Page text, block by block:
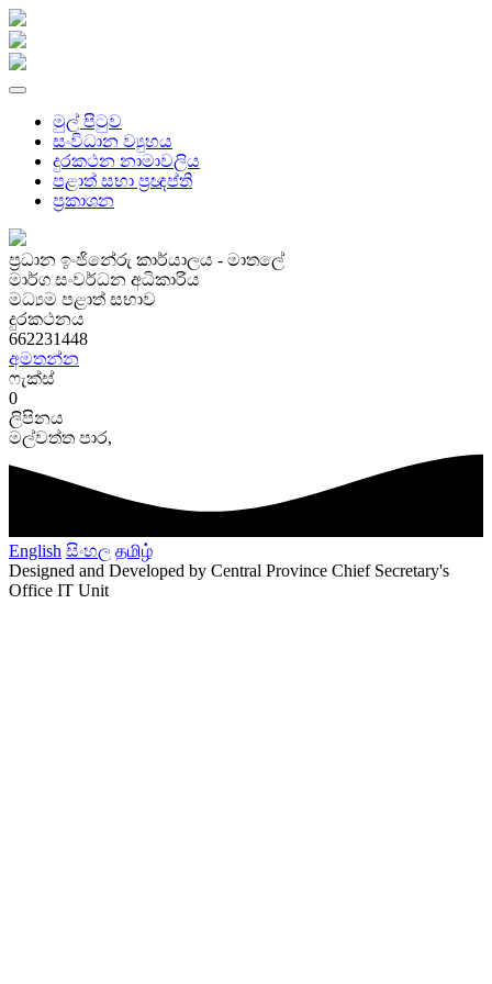
මුල් පිටුව
සංවිධාන ව්‍යුහය
දුරකථන නාමාවලිය
පළාත් සභා ප්‍රඥප්ති
ප්‍රකාශන
ප්‍රධාන ඉංජිනේරු කාර්යාලය - මාතලේ
මාර්ග සංවර්ධන අධිකාරිය
මධ්‍යම පළාත් සභාව
දුරකථනය
662231448
අමතන්න
ෆැක්ස්
0
ලිපිනය
මල්වත්ත පාර,
English සිංහල தமிழ்
Designed and Developed by Central Province Chief Secretary's
Office IT Unit